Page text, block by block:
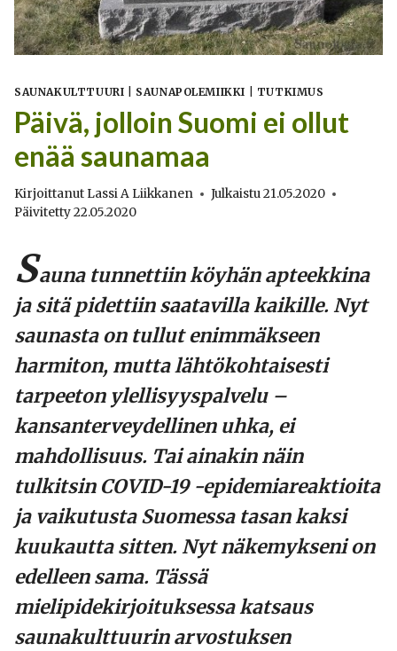
SAUNAKULTTUURI SAUNAPOLEMIIKKI TUTKIMUS
Päivä, jolloin Suomi ei ollut
enää saunamaa
Kirjoittanut Lassi A Liikkanen Julkaistu21.05.2020
Päivitetty22.05.2020
Sauna tunnettiin köyhän apteekkina
ja sitä pidettiin saatavilla kaikille. Nyt
saunasta on tullut enimmäkseen
harmiton, mutta lähtökohtaisesti
tarpeeton ylellisyyspalvelu –
kansanterveydellinen uhka, ei
mahdollisuus. Tai ainakin näin
tulkitsin COVID-19 -epidemiareaktioita
ja vaikutusta Suomessa tasan kaksi
kuukautta sitten. Nyt näkemykseni on
edelleen sama. Tässä
mielipidekirjoituksessa katsaus
saunakulttuurin arvostuksen